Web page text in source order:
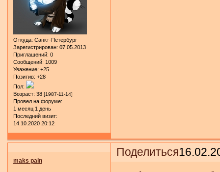
Откуда: Санкт-Петербург
Зарегистрирован: 07.05.2013
Приглашений: 0
Сообщений: 1009
Уважение: +25
Позитив: +28
Пол:
Возраст: 38 [1987-11-14]
Провел на форуме:
1 месяц 1 день
Последний визит:
14.10.2020 20:12
Поделиться
maks pain